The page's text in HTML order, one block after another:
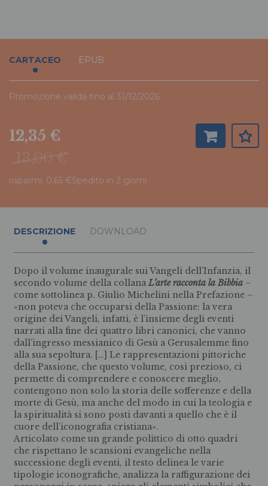
CARTACEO EPUB
Promozione valida fino al 31/12/2026
13,00 €
12,35 €
risparmi: 0,65 €Spedito in 2 giorni
DESCRIZIONE DOWNLOAD
Dopo il volume inaugurale sui Vangeli dell’Infanzia, il
secondo volume della collanaL’arte racconta la Bibbia –
come sottolinea p. Giulio Michelini nella Prefazione –
«non poteva che occuparsi della Passione: la vera
origine dei Vangeli, infatti, è l’insieme degli eventi
narrati alla fine dei quattro libri canonici, che vanno
dall’ingresso messianico di Gesù a Gerusalemme fino
alla sua sepoltura. […] Le rappresentazioni pittoriche
della Passione, che questo volume, così prezioso, ci
permette di comprendere e conoscere meglio,
contengono non solo la storia delle sofferenze e della
morte di Gesù, ma anche del modo in cui la teologia e
la spiritualità si sono posti davanti a quello che è il
cuore dell’iconografia cristiana».
Articolato come un grande polittico di otto quadri
che rispettano le scansioni evangeliche nella
successione degli eventi, il testo delinea le varie
tipologie iconografiche, analizza la raffigurazione dei